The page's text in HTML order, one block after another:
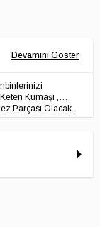
Kumaşı ,
Parçası Olacak .